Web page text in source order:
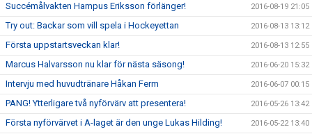
Succémålvakten Hampus Eriksson förlänger! 2016-08-19 21:05
Try out: Backar som vill spela i Hockeyettan 2016-08-13 13:12
Första uppstartsveckan klar! 2016-08-13 12:55
Marcus Halvarsson nu klar för nästa säsong! 2016-06-20 15:32
Intervju med huvudtränare Håkan Ferm 2016-06-07 00:15
PANG! Ytterligare två nyförvärv att presentera! 2016-05-26 13:42
Första nyförvärvet i A-laget är den unge Lukas Hilding! 2016-05-22 13:40